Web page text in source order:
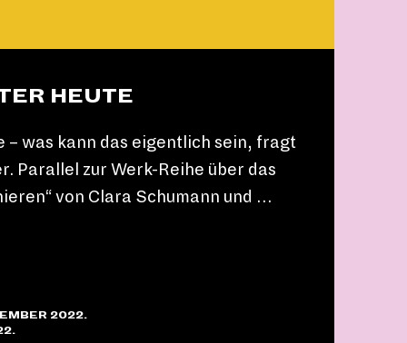
HEUTE
– was kann das eigentlich sein, fragt
Parallel zur Werk-Reihe über das
von Clara Schumann und …
2022.